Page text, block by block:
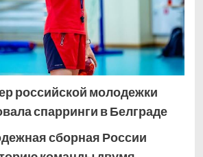
российской молодежки
спарринги в Белграде
сборная России